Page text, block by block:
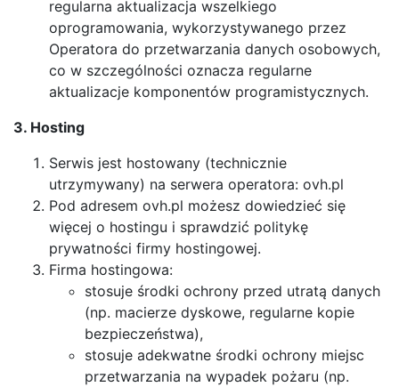
regularna aktualizacja wszelkiego
oprogramowania, wykorzystywanego przez
Operatora do przetwarzania danych osobowych,
co w szczególności oznacza regularne
aktualizacje komponentów programistycznych.
3. Hosting
Serwis jest hostowany (technicznie
utrzymywany) na serwera operatora: ovh.pl
Pod adresem ovh.pl możesz dowiedzieć się
więcej o hostingu i sprawdzić politykę
prywatności firmy hostingowej.
Firma hostingowa:
stosuje środki ochrony przed utratą danych
(np. macierze dyskowe, regularne kopie
bezpieczeństwa),
stosuje adekwatne środki ochrony miejsc
przetwarzania na wypadek pożaru (np.